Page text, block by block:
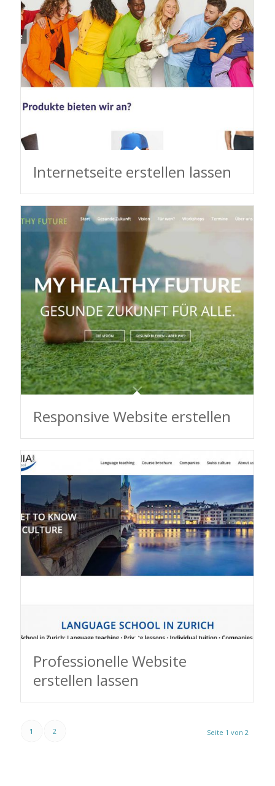
Internetseite erstellen lassen
Responsive Website erstellen
Professionelle Website
erstellen lassen
Seite 1 von 2
1 2